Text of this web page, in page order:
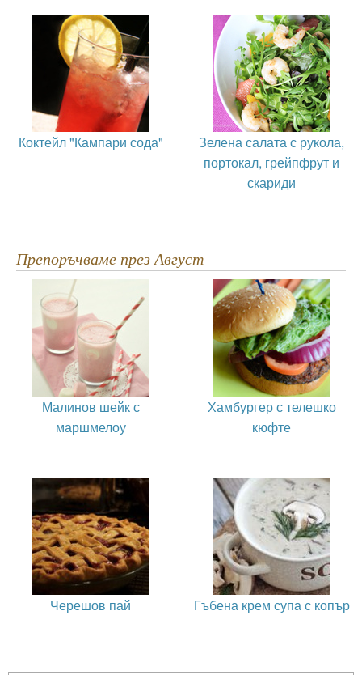
Коктейл "Кампари сода"
Зелена салата с рукола,
портокал, грейпфрут и
скариди
Препоръчваме през Август
Малинов шейк с
маршмелоу
Хамбургер с телешко
кюфте
Черешов пай Гъбена крем супа с копър